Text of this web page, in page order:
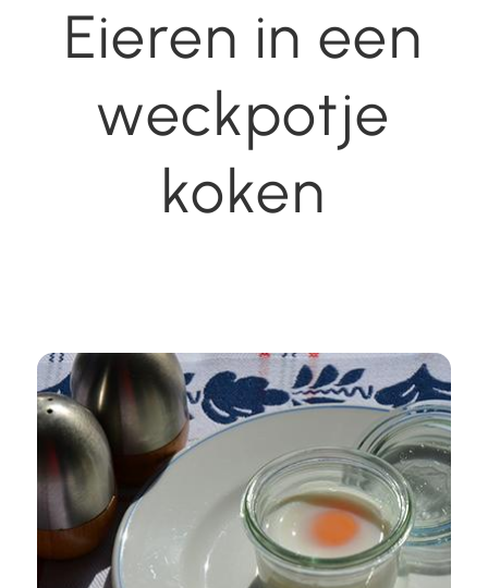
Eieren in een
weckpotje
koken